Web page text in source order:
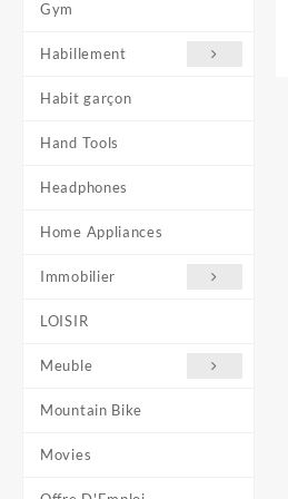
Gym
Habillement
Habit garçon
Hand Tools
Headphones
Home Appliances
Immobilier
LOISIR
Meuble
Mountain Bike
Movies